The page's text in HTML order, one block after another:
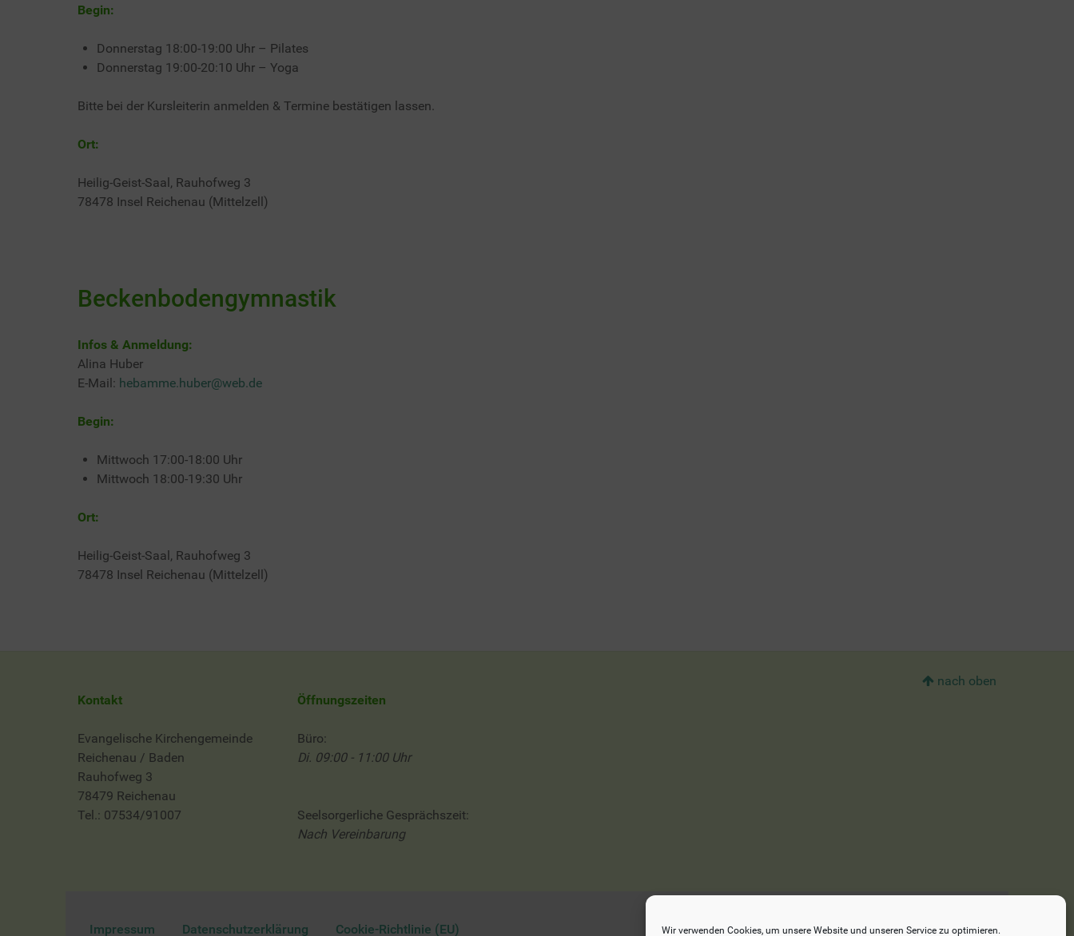
Wir verwenden Cookies, um unsere Website und unseren Service zu optimieren.
Begin:
Donnerstag 18:00-19:00 Uhr – Pilates
Donnerstag 19:00-20:10 Uhr – Yoga
Bitte bei der Kursleiterin anmelden & Termine bestätigen lassen.
Ort:
Heilig-Geist-Saal, Rauhofweg 3
78478 Insel Reichenau (Mittelzell)
Beckenbodengymnastik
Infos & Anmeldung:
Alina Huber
E-Mail: hebamme.huber@web.de
Begin:
Mittwoch 17:00-18:00 Uhr
Mittwoch 18:00-19:30 Uhr
Ort:
Heilig-Geist-Saal, Rauhofweg 3
78478 Insel Reichenau (Mittelzell)
Kontakt
Evangelische Kirchengemeinde
Reichenau / Baden
Rauhofweg 3
78479 Reichenau
Tel.: 07534/91007
Öffnungszeiten
Büro:
Di. 09:00 - 11:00 Uhr
Seelsorgerliche Gesprächszeit:
Nach Vereinbarung
nach oben
Impressum Datenschutzerklärung Cookie-Richtlinie (EU)